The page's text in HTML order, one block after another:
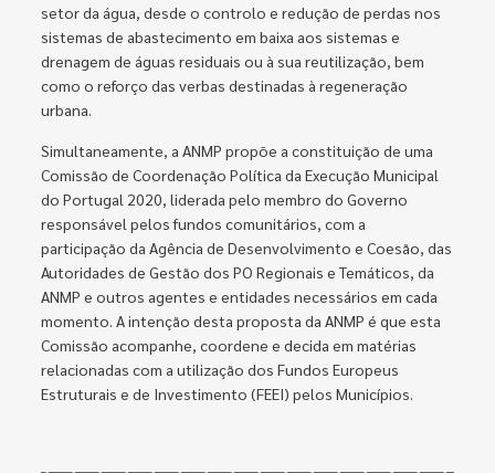
setor da água, desde o controlo e redução de perdas nos
sistemas de abastecimento em baixa aos sistemas e
drenagem de águas residuais ou à sua reutilização, bem
como o reforço das verbas destinadas à regeneração
urbana.
Simultaneamente, a ANMP propõe a constituição de uma
Comissão de Coordenação Política da Execução Municipal
do Portugal 2020, liderada pelo membro do Governo
responsável pelos fundos comunitários, com a
participação da Agência de Desenvolvimento e Coesão, das
Autoridades de Gestão dos PO Regionais e Temáticos, da
ANMP e outros agentes e entidades necessários em cada
momento. A intenção desta proposta da ANMP é que esta
Comissão acompanhe, coordene e decida em matérias
relacionadas com a utilização dos Fundos Europeus
Estruturais e de Investimento (FEEI) pelos Municípios.